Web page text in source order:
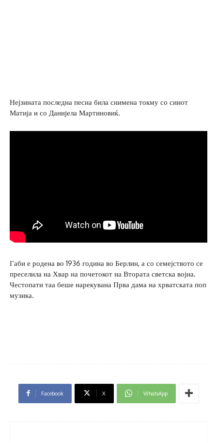
Нејзината последна песна била снимена токму со синот
Матија и со Данијела Мартиновиќ.
Габи е родена во 1936 година во Берлин, а со семејството се
преселила на Хвар на почетокот на Втората светска војна.
Честопати таа беше нарекувана Прва дама на хрватската поп
музика.
Facebook X WhatsApp